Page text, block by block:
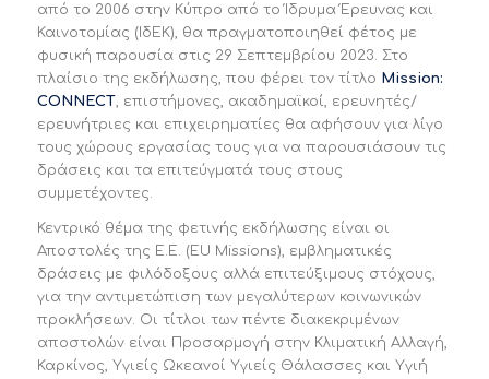
από το 2006 στην Κύπρο από το Ίδρυμα Έρευνας και
Καινοτομίας (ΙδΕΚ), θα πραγματοποιηθεί φέτος με
φυσική παρουσία στις 29 Σεπτεμβρίου 2023. Στο
πλαίσιο της εκδήλωσης, που φέρει τον τίτλο Mission:
CONNECT, επιστήμονες, ακαδημαϊκοί, ερευνητές/
ερευνήτριες και επιχειρηματίες θα αφήσουν για λίγο
τους χώρους εργασίας τους για να παρουσιάσουν τις
δράσεις και τα επιτεύγματά τους στους
συμμετέχοντες.
Κεντρικό θέμα της φετινής εκδήλωσης είναι οι
Αποστολές της Ε.Ε. (EU Missions), εμβληματικές
δράσεις με φιλόδοξους αλλά επιτεύξιμους στόχους,
για την αντιμετώπιση των μεγαλύτερων κοινωνικών
προκλήσεων. Οι τίτλοι των πέντε διακεκριμένων
αποστολών είναι Προσαρμογή στην Κλιματική Αλλαγή,
Καρκίνος, Υγιείς Ωκεανοί Υγιείς Θάλασσες και Υγιή